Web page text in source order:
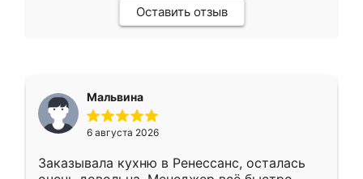
Оставить отзыв
Мальвина
6 августа 2026
Заказывала кухню в Ренессанс, осталась